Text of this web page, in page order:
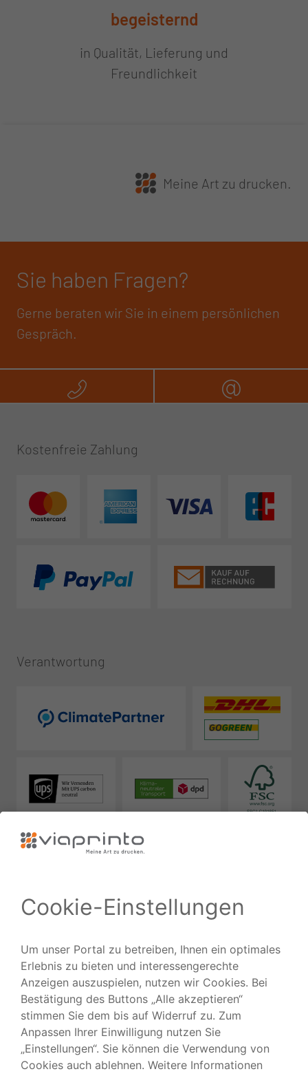
begeisternd
in Qualität, Lieferung und
Freundlichkeit
Meine Art zu drucken.
Sie haben Fragen?
Gerne beraten wir Sie in einem persönlichen
Gespräch.
Rufen Sie uns an
Kostenfreie Zahlung
Verantwortung
Folgen Sie uns